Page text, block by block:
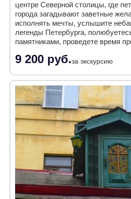
центре Северной столицы, где
города загадывают заветные
исполнять мечты, услышите
легенды Петербурга,
памятниками, проведете время
9 200 руб.за экскурсию